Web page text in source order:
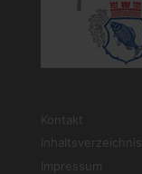
Kontakt
Inhaltsverzeichnis
Impressum